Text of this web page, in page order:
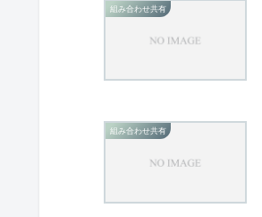
組み合わせ共有
組み合わせ共有